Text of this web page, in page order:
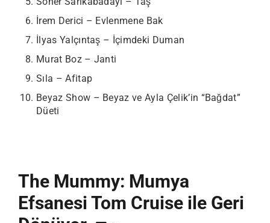
İrem Derici – Evlenmene Bak
İlyas Yalçıntaş – İçimdeki Duman
Murat Boz – Janti
Sıla – Afitap
Beyaz Show – Beyaz ve Ayla Çelik’in “Bağdat”
Düeti
The Mummy: Mumya
Efsanesi Tom Cruise ile Geri